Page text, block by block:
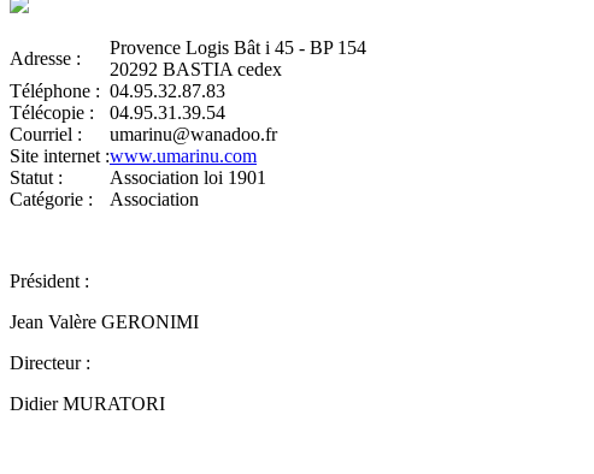
Adresse :
Provence Logis Bât i 45 - BP 154
20292 BASTIA cedex
Téléphone : 04.95.32.87.83
Télécopie :
04.95.31.39.54
Courriel :
umarinu@wanadoo.fr
Site internet :www.umarinu.com
Statut :
Association loi 1901
Catégorie :
Association
Président :
Jean Valère GERONIMI
Directeur :
Didier MURATORI